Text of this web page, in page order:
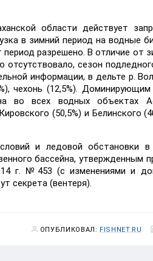
области действует
в зимний период на водные
разрешено. В отличие от
отсутствовало, сезон
информации, в дельте р.
чехонь (12,5%).
во всех водных объектах
(50,5%) и Белинского
и ледовой обстановки в
бассейна, утвержденным
г. №453 (с изменениями и
секрета (вентеря).
ОПУБЛИКОВАЛ: FISHNET.RU